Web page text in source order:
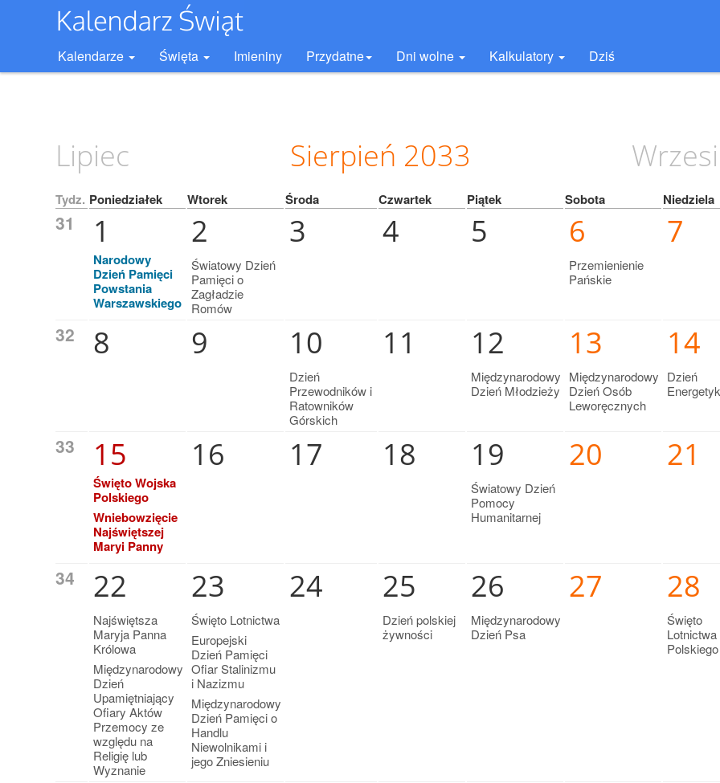
Kalendarze Święta Imieniny Przydatne Dni wolne Kalkulatory Dziś
Lipiec Sierpień 2033
Tydz. Poniedziałek Wtorek Środa Czwartek Piątek Sobota Niedziela
31 1
Narodowy
Dzień Pamięci
Powstania
Warszawskiego
2
Światowy Dzień
Pamięci o
Zagładzie
Romów
3 4 5 6
Przemienienie
Pańskie
7
32 8 9 10
Dzień
Przewodników i
Ratowników
Górskich
11 12
Międzynarodowy
Dzień Młodzieży
13
Międzynarodowy
Dzień Osób
Leworęcznych
14
Dzień
33 15
Święto Wojska
Polskiego
Wniebowzięcie
Najświętszej
Maryi Panny
16 17 18 19
Światowy Dzień
Pomocy
Humanitarnej
20 21
34 22
Najświętsza
Maryja Panna
Królowa
Międzynarodowy
Dzień
Upamiętniający
Ofiary Aktów
Przemocy ze
względu na
Religię lub
Wyznanie
23
Święto Lotnictwa
Europejski
Dzień Pamięci
Ofiar Stalinizmu
i Nazizmu
Międzynarodowy
Dzień Pamięci o
Handlu
Niewolnikami i
jego Zniesieniu
24 25
Dzień polskiej
żywności
26
Międzynarodowy
Dzień Psa
27 28
Święto
Lotnictwa
Polskiego